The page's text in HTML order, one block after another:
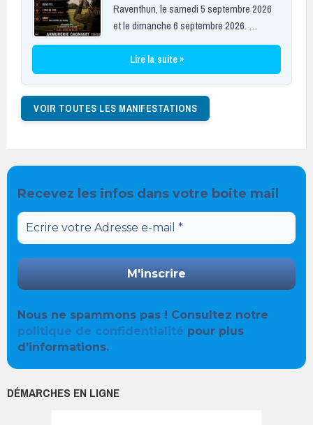
Raventhun, le samedi 5 septembre 2026
et le dimanche 6 septembre 2026. …
Lire la suite »
VOIR TOUTES LES MANIFESTATIONS
Recevez les infos dans votre boite mail
Nous ne spammons pas ! Consultez notre
politique de confidentialité pour plus
d’informations.
DÉMARCHES EN LIGNE